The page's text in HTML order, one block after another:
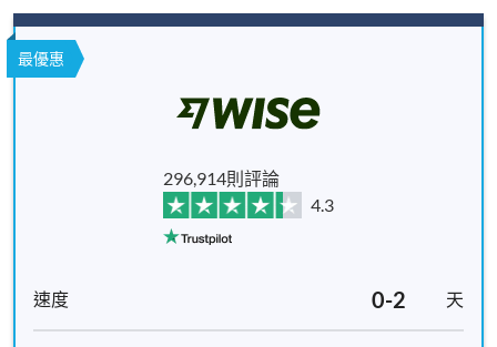
最優惠
296,914則評論
4.3
0-2 天